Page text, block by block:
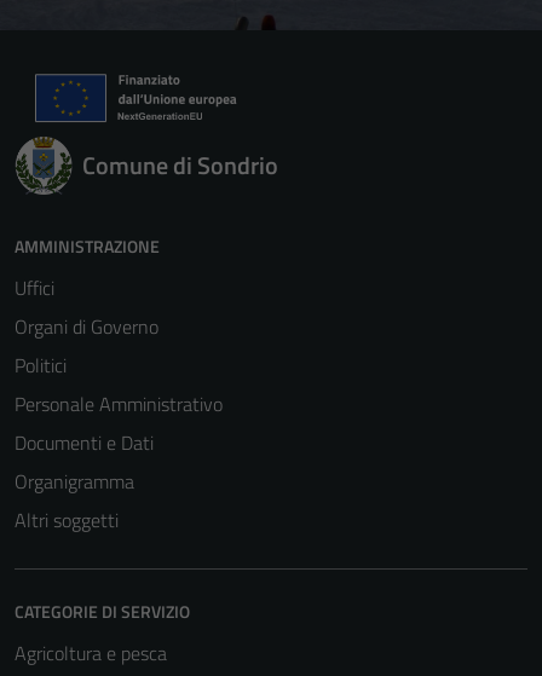
Comune di Sondrio
AMMINISTRAZIONE
Uffici
Organi di Governo
Politici
Personale Amministrativo
Documenti e Dati
Organigramma
Altri soggetti
CATEGORIE DI SERVIZIO
Agricoltura e pesca